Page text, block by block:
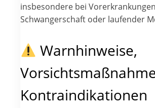
insbesondere bei
Schwangerschaft oder laufender
Warnhinweise,
Kontraindikationen